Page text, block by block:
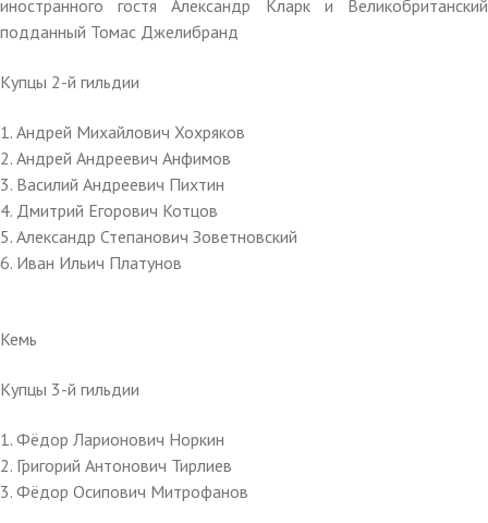
иностранного гостя Александр Кларк и Великобританский
подданный Томас Джелибранд
Купцы 2-й гильдии
1. Андрей Михайлович Хохряков
2. Андрей Андреевич Анфимов
3. Василий Андреевич Пихтин
4. Дмитрий Егорович Котцов
5. Александр Степанович Зоветновский
6. Иван Ильич Платунов
Кемь
Купцы 3-й гильдии
1. Фёдор Ларионович Норкин
2. Григорий Антонович Тирлиев
3. Фёдор Осипович Митрофанов